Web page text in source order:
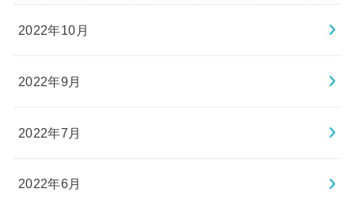
2022年10月
2022年9月
2022年7月
2022年6月